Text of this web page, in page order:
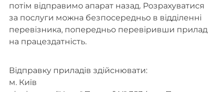
потім відправимо апарат назад. Розрахуватися
за послуги можна безпосередньо в відділенні
перевізника, попередньо перевіривши прилад
на працездатність.
Відправку приладів здійснювати:
м. Київ